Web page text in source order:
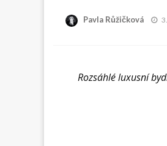
Pavla Růžičková
Rozsáhlé luxusní